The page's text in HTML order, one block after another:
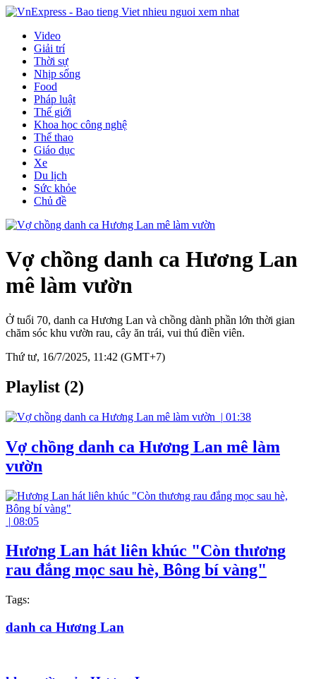
Video
Giải trí
Thời sự
Nhịp sống
Food
Pháp luật
Thế giới
Khoa học công nghệ
Thể thao
Giáo dục
Xe
Du lịch
Sức khỏe
Chủ đề
Vợ chồng danh ca Hương Lan
mê làm vườn
Ở tuổi 70, danh ca Hương Lan và chồng dành phần lớn thời gian
chăm sóc khu vườn rau, cây ăn trái, vui thú điền viên.
Thứ tư, 16/7/2025, 11:42 (GMT+7)
Playlist (2)
| 01:38
Vợ chồng danh ca Hương Lan mê làm
vườn
| 08:05
Hương Lan hát liên khúc "Còn thương
rau đắng mọc sau hè, Bông bí vàng"
Tags:
danh ca Hương Lan